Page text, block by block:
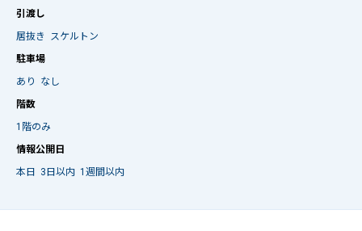
引渡し
居抜き
スケルトン
駐車場
あり
なし
階数
1階のみ
情報公開日
本日
3日以内 1週間以内